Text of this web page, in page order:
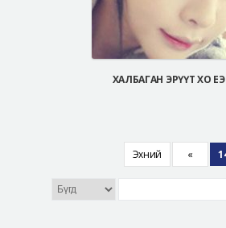
ХАЛБАГАН ЭРҮҮТ ХО
Эхний «